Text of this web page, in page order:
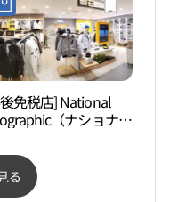
免税店] National
（ナショナル
ウトレットカサン
山）店(내셔널지오
래픽 현대아울렛 가산
る